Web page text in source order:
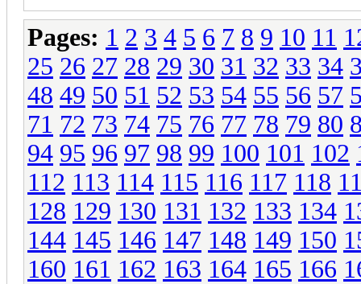
Pages: 1 2 3 4 5 6 7 8 9 10 11
25 26 27 28 29 30 31 32 33 34
48 49 50 51 52 53 54 55 56 57
71 72 73 74 75 76 77 78 79 80
94 95 96 97 98 99 100 101 102
112 113 114 115 116 117 118
128 129 130 131 132 133 134
144 145 146 147 148 149 150
160 161 162 163 164 165 166